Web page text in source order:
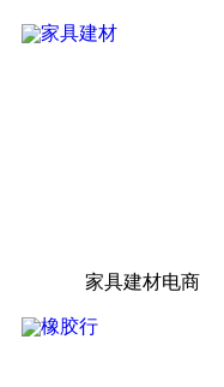
家具建材电商